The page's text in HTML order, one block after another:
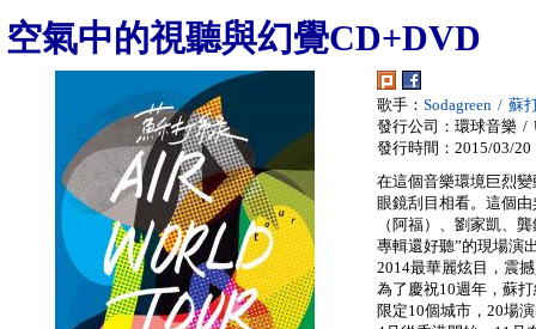
空氣中的視聽與幻覺CD+DVD
歌手： Sodagreen / 蘇
發行公司：環球音樂 /
發行時間：2015/03/20
在這個音樂環境巨烈
眼鏡刮目相看。這個
（阿福）、劉家凱、
專輯還好聽”的現場演
2014最華麗炫目，震
為了慶祝10週年，蘇
限定10個城市，20場